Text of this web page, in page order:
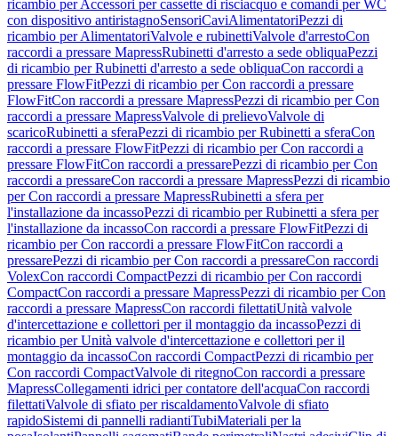
ricambio per Accessori per cassette di risciacquo e comandi per WC
con dispositivo antiristagnoSensoriCaviAlimentatoriPezzi di
ricambio per AlimentatoriValvole e rubinettiValvole d'arrestoCon
raccordi a pressare MapressRubinetti d'arresto a sede obliquaPezzi
di ricambio per Rubinetti d'arresto a sede obliquaCon raccordi a
pressare FlowFitPezzi di ricambio per Con raccordi a pressare
FlowFitCon raccordi a pressare MapressPezzi di ricambio per Con
raccordi a pressare MapressValvole di prelievoValvole di
scaricoRubinetti a sferaPezzi di ricambio per Rubinetti a sferaCon
raccordi a pressare FlowFitPezzi di ricambio per Con raccordi a
pressare FlowFitCon raccordi a pressarePezzi di ricambio per Con
raccordi a pressareCon raccordi a pressare MapressPezzi di ricambio
per Con raccordi a pressare MapressRubinetti a sfera per
l'installazione da incassoPezzi di ricambio per Rubinetti a sfera per
l'installazione da incassoCon raccordi a pressare FlowFitPezzi di
ricambio per Con raccordi a pressare FlowFitCon raccordi a
pressarePezzi di ricambio per Con raccordi a pressareCon raccordi
VolexCon raccordi CompactPezzi di ricambio per Con raccordi
CompactCon raccordi a pressare MapressPezzi di ricambio per Con
raccordi a pressare MapressCon raccordi filettatiUnità valvole
d'intercettazione e collettori per il montaggio da incassoPezzi di
ricambio per Unità valvole d'intercettazione e collettori per il
montaggio da incassoCon raccordi CompactPezzi di ricambio per
Con raccordi CompactValvole di ritegnoCon raccordi a pressare
MapressCollegamenti idrici per contatore dell'acquaCon raccordi
filettatiValvole di sfiato per riscaldamentoValvole di sfiato
rapidoSistemi di pannelli radiantiTubiMateriali per la